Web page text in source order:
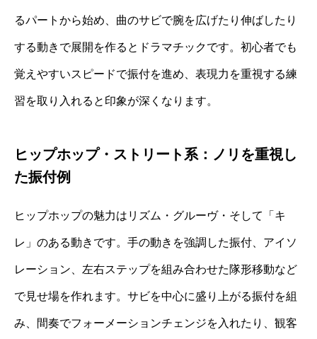
るパートから始め、曲のサビで腕を広げたり伸ばしたり
する動きで展開を作るとドラマチックです。初心者でも
覚えやすいスピードで振付を進め、表現力を重視する練
習を取り入れると印象が深くなります。
ヒップホップ・ストリート系：ノリを重視し
た振付例
ヒップホップの魅力はリズム・グルーヴ・そして「キ
レ」のある動きです。手の動きを強調した振付、アイソ
レーション、左右ステップを組み合わせた隊形移動など
で見せ場を作れます。サビを中心に盛り上がる振付を組
み、間奏でフォーメーションチェンジを入れたり、観客